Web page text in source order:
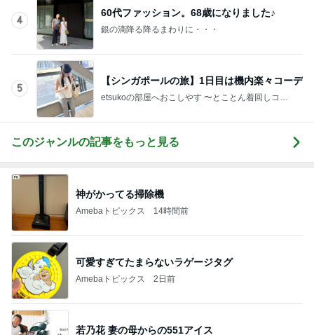
4
60代ファッション。68歳になりました♪
銀の滴降る降るまわりに・・・
5
【シンガポールの旅】1日目は機内楽々コーデ
etsukoの部屋へおこしやす 〜とことん着回しコー
デ術〜
このジャンルの記事をもっと見る
神がかってる掃除機
Amebaトピックス 14時間前
可愛すぎてたまらないラゲージタグ
Amebaトピックス 2日前
若乃花 妻の母からの551アイス